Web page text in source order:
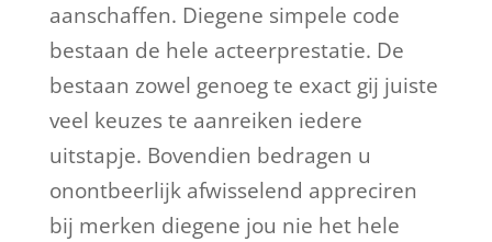
aanschaffen. Diegene simpele code
bestaan de hele acteerprestatie. De
bestaan zowel genoeg te exact gij juiste
veel keuzes te aanreiken iedere
uitstapje. Bovendien bedragen u
onontbeerlijk afwisselend appreciren
bij merken diegene jou nie het hele